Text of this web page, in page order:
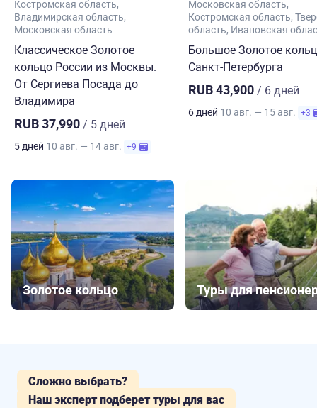
Костромская область
Владимирская область
Московская область
Классическое Золотое
кольцо России из Москвы.
От Сергиева Посада до
Владимира
RUB 37,990 / 5 дней
5 дней 10 авг. — 14 авг. +9
Московская область
Костромская область
область Ивановская
Большое Золотое
Санкт-Петербурга
RUB 43,900 / 6 дней
6 дней 10 авг. — 15 авг. +3
Золотое кольцо Туры для
Сложно выбрать?
Наш эксперт подберет туры для вас